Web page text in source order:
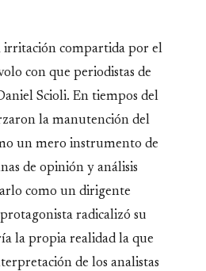
irritación compartida por el
con que periodistas de
Scioli. En tiempos del
la manutención del
un mero instrumento de
de opinión y análisis
como un dirigente
radicalizó su
la propia realidad la que
de los analistas